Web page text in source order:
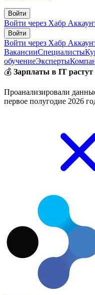
Войти
Войти через Хабр
Войти
Войти через Хабр
ВакансииСпециалисты
обучениеЭксперты
💰 Зарплаты в IT
Проанализировали
первое полугодие 2026